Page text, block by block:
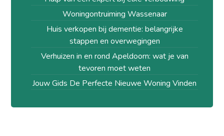
Woningontruiming Wassenaar
Huis verkopen bij dementie: belangrijke
stappen en overwegingen
Verhuizen in en rond Apeldoorn: wat je van
tevoren moet weten
Jouw Gids De Perfecte Nieuwe Woning Vinden